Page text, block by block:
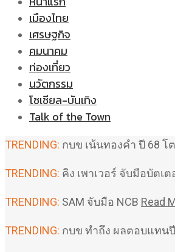
เมืองไทย
เศรษฐกิจ
คมนาคม
ท่องเที่ยว
นวัตกรรม
โซเชียล-บันเทิง
Talk of the Town
TRENDING: กบข เน้นทองคำ ปี 68 โต
TRENDING: คิง เพาเวอร์ จับมือบัตเ
TRENDING: SAM จับมือ NCB Read
TRENDING: กบข ทำถึง ผลตอบแทนปี